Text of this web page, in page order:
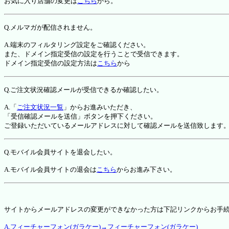
Q.メルマガが配信されません。
A.端末のフィルタリング設定をご確認ください。
また、ドメイン指定受信の設定を行うことで受信できます。
ドメイン指定受信の設定方法はこちらから
Q.ご注文状況確認メールが受信できるか確認したい。
A.「 ご注文状況一覧 」からお進みいただき、
「受信確認メールを送信」ボタンを押下ください。
ご登録いただいているメールアドレスに対して確認メールを送信致します。
Q.モバイル会員サイトを退会したい。
A.モバイル会員サイトの退会はこちらからお進み下さい。
サイトからメールアドレスの変更ができなかった方は下記リンクからお手
A.フィーチャーフォン(ガラケー)→フィーチャーフォン(ガラケー)